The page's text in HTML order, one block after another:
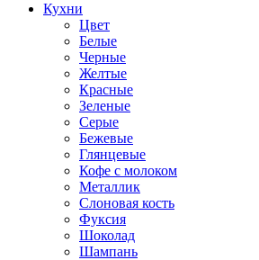
Кухни
Цвет
Белые
Черные
Желтые
Красные
Зеленые
Серые
Бежевые
Глянцевые
Кофе с молоком
Металлик
Слоновая кость
Фуксия
Шоколад
Шампань